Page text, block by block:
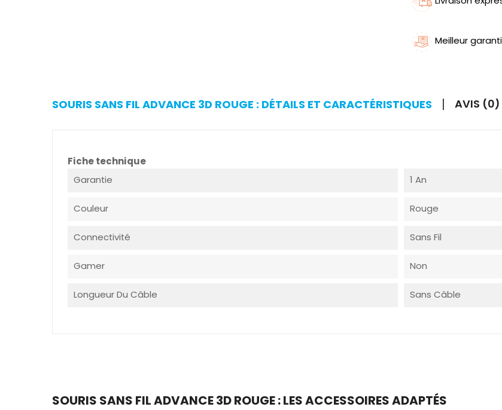
Meilleur
SOURIS SANS FIL ADVANCE 3D ROUGE : DÉTAILS ET CARACTÉRISTIQUES AVIS (0)
Fiche technique
Garantie
1 An
Couleur Rouge
Connectivité Sans Fil
Gamer Non
Longueur Du Câble Sans Câble
SOURIS SANS FIL ADVANCE 3D ROUGE : LES ACCESSOIRES ADAPTÉS